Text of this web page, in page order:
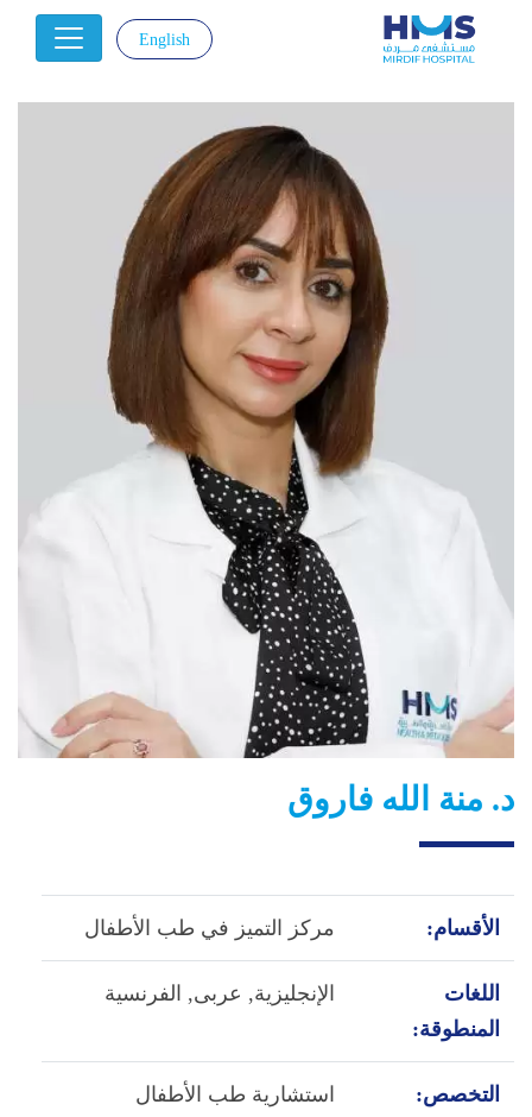
English
د. منة الله فاروق
الأقسام: مركز التميز في طب الأطفال
اللغات
المنطوقة:
الإنجليزية, عربى, الفرنسية
التخصص: استشارية طب الأطفال